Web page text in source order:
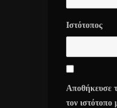
Ιστότοπος
Αποθήκευσε
τον ιστότοπο